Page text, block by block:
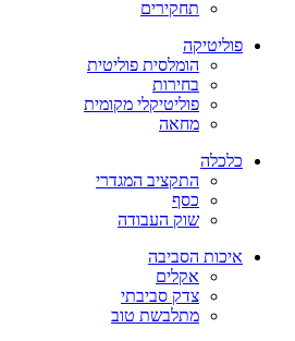
תחקירים
פוליטיקה
הומלסית פוליטית
בחירות
פוליטיקלי מקומית
מחאה
כלכלה
התקציב המגדרי
כסף
שוק העבודה
איכות הסביבה
אקלים
צדק סביבתי
מתלבשת טוב